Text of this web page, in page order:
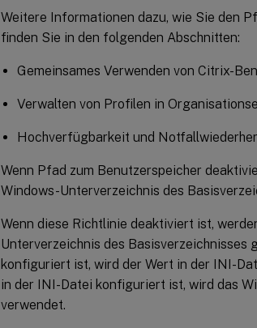
Weitere Informationen dazu, wie Sie den
finden Sie in den folgenden Abschnitten:
Gemeinsames Verwenden von Citrix-
Verwalten von Profilen in
Hochverfügbarkeit und
Wenn Pfad zum Benutzerspeicher
Windows-Unterverzeichnis des
Wenn diese Richtlinie deaktiviert ist,
Unterverzeichnis des Basisverzeichnisses
konfiguriert ist, wird der Wert in der INI-
in der INI-Datei konfiguriert ist, wird das
verwendet.